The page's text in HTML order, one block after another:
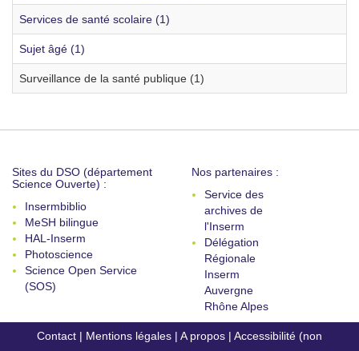
Services de santé scolaire (1)
Sujet âgé (1)
Surveillance de la santé publique (1)
Sites du DSO (département
Science Ouverte) :
Insermbiblio
MeSH bilingue
HAL-Inserm
Photoscience
Science Open Service
(SOS)
Nos partenaires :
Service des
archives de
l'Inserm
Délégation
Régionale
Inserm
Auvergne
Rhône Alpes
Contact | Mentions légales | A propos | Accessibilité (non